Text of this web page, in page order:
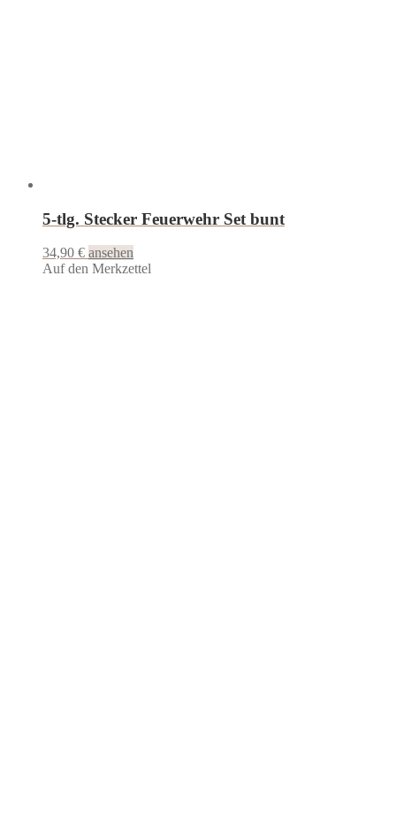
5-tlg. Stecker Feuerwehr Set bunt
34,90 € ansehen
Auf den Merkzettel